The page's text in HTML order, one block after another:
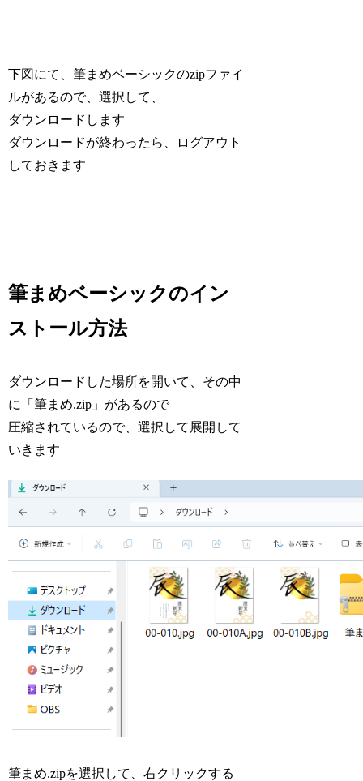
下図にて、筆まめベーシックのzipファイ
ルがあるので、選択して、
ダウンロードします
ダウンロードが終わったら、ログアウト
しておきます
筆まめベーシックのイン
ストール方法
ダウンロードした場所を開いて、その中
に「筆まめ.zip」があるので
圧縮されているので、選択して展開して
いきます
筆まめ.zipを選択して、右クリックする